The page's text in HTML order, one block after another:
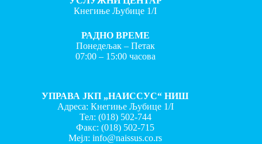
Кнегиње Љубице 1/I
РАДНО ВРЕМЕ
Понедељак – Петак
07:00 – 15:00 часова
УПРАВА ЈКП „НАИССУС“ НИШ
Адреса: Кнегиње Љубице 1/I
Тел: (018) 502-744
Факс:(018) 502-715
Мејл:info@naissus.co.rs